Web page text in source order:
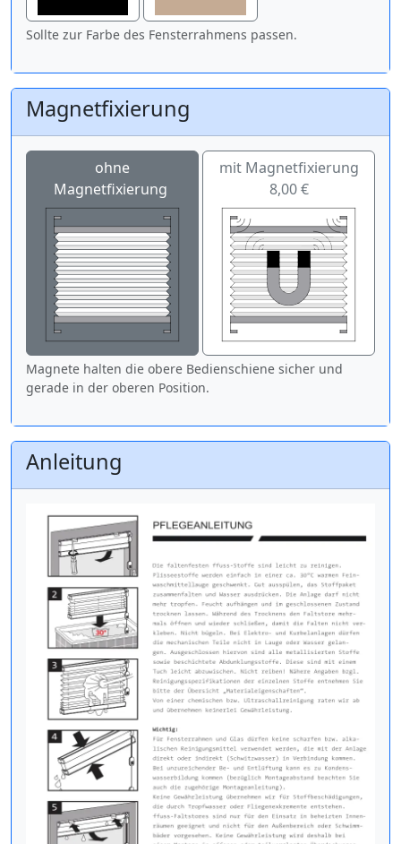
Sollte zur Farbe des Fensterrahmens passen.
Magnetfixierung
ohne
Magnetfixierung
mit Magnetfixierung
8,00 €
Magnete halten die obere Bedienschiene sicher und
gerade in der oberen Position.
Anleitung